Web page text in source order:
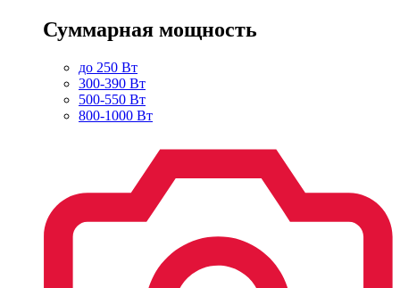
Суммарная мощность
до 250 Вт
300-390 Вт
500-550 Вт
800-1000 Вт